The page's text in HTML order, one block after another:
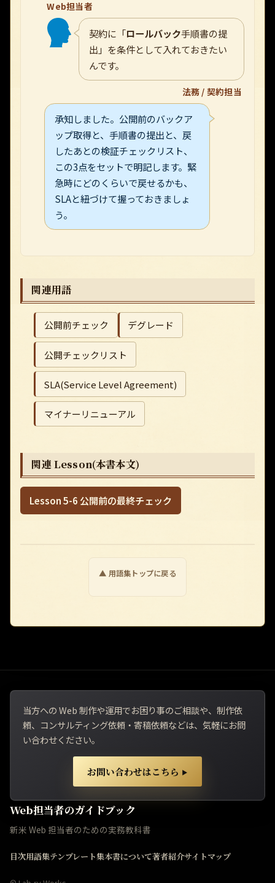
Web担当者
契約に「ロールバック手順書の提
出」を条件として入れておきたい
んです。
法務 / 契約担当
承知しました。公開前のバックア
ップ取得と、手順書の提出と、戻
したあとの検証チェックリスト、
この3点をセットで明記します。緊
急時にどのくらいで戻せるかも、
SLAと紐づけて握っておきましょ
う。
関連用語
公開前チェック デグレード
公開チェックリスト
SLA(Service Level Agreement)
マイナーリニューアル
関連 Lesson(本書本文)
Lesson 5-6 公開前の最終チェック
▲ 用語集トップに戻る
Web担当者のガイドブック
新米 Web 担当者のための実務教科書
目次用語集テンプレート集本書について著者紹介サイトマップ
当方への Web 制作や運用でお困り事のご相談や、制作依
頼、コンサルティング依頼・寄稿依頼などは、気軽にお問
い合わせください。
お問い合わせはこちら ▶